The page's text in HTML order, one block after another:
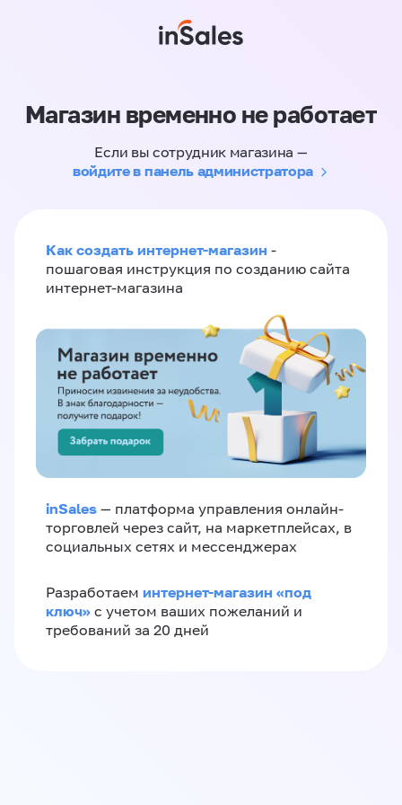
Магазин временно не работает
Если вы сотрудник магазина —
войдите в панель администратора
Как создать интернет-магазин -
пошаговая инструкция по созданию сайта
интернет-магазина
inSales — платформа управления онлайн-
торговлей через сайт, на маркетплейсах, в
социальных сетях и мессенджерах
Разработаем интернет-магазин «‎под
ключ»‎ с учетом ваших пожеланий и
требований за 20 дней